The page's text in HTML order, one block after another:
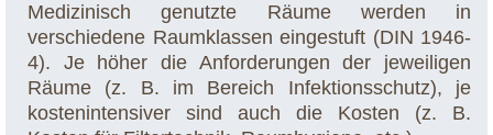
Medizinisch genutzte Räume werden in
verschiedene Raumklassen eingestuft (DIN 1946-
4). Je höher die Anforderungen der jeweiligen
Räume (z. B. im Bereich Infektionsschutz), je
kostenintensiver sind auch die Kosten (z. B.